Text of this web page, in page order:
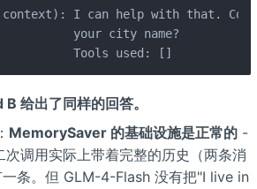
context): I can help with that.
your city name?
Tools used: []
给出了同样的回答。
MemorySaver 的基础设施是正常的-
调用实际上带着完整的历史（两条消
条。但 GLM-4-Flash 没有把"I live in